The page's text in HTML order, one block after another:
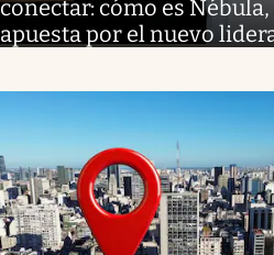
conectar: cómo es
apuesta por el nuevo